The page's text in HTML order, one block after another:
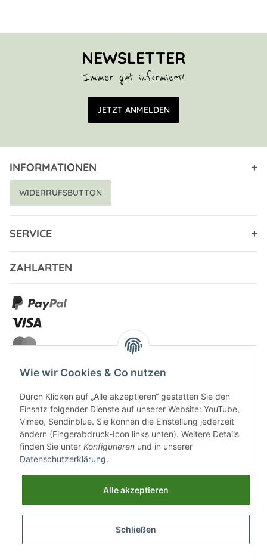
NEWSLETTER
Immer gut informiert!
E-Mail Adresse
JETZT ANMELDEN
INFORMATIONEN
WIDERRUFSBUTTON
SERVICE
ZAHLARTEN
VERSANDARTEN
Sichere Zahlung
Wie wir Cookies & Co nutzen
Durch Klicken auf „Alle akzeptieren“ gestatten Sie den
Einsatz folgender Dienste auf unserer Website: YouTube,
Vimeo, Sendinblue. Sie können die Einstellung jederzeit
ändern (Fingerabdruck-Icon links unten). Weitere Details
finden Sie unter Konfigurieren und in unserer
Datenschutzerklärung.
Alle akzeptieren
Schließen